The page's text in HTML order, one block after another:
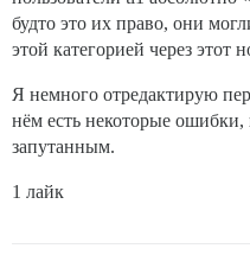
будто это их право, они
этой категорией через этот
Я немного отредактирую
нём есть некоторые ошибки,
запутанным.
1 лайк